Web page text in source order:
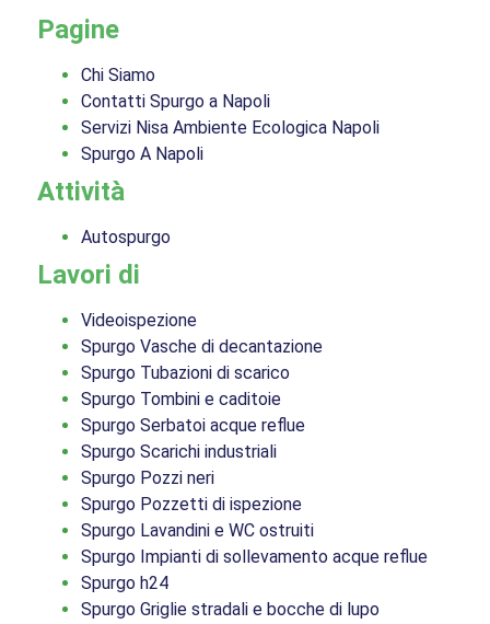
Pagine
Chi Siamo
Contatti Spurgo a Napoli
Servizi Nisa Ambiente Ecologica Napoli
Spurgo A Napoli
Attività
Autospurgo
Lavori di
Videoispezione
Spurgo Vasche di decantazione
Spurgo Tubazioni di scarico
Spurgo Tombini e caditoie
Spurgo Serbatoi acque reflue
Spurgo Scarichi industriali
Spurgo Pozzi neri
Spurgo Pozzetti di ispezione
Spurgo Lavandini e WC ostruiti
Spurgo Impianti di sollevamento acque reflue
Spurgo h24
Spurgo Griglie stradali e bocche di lupo